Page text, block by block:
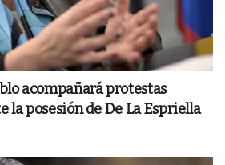
acompañará protestas
la posesión de De La Espriella